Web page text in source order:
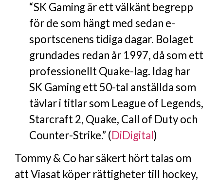
“SK Gaming är ett välkänt begrepp
för de som hängt med sedan e-
sportscenens tidiga dagar. Bolaget
grundades redan år 1997, då som ett
professionellt Quake-lag. Idag har
SK Gaming ett 50-tal anställda som
tävlar i titlar som League of Legends,
Starcraft 2, Quake, Call of Duty och
Counter-Strike.” (DiDigital)
Tommy & Co har säkert hört talas om
att Viasat köper rättigheter till hockey,